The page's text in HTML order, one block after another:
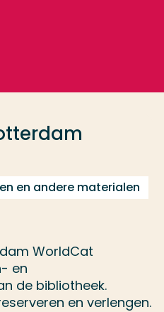
en andere materialen
WorldCat
en
de bibliotheek.
en verlengen.